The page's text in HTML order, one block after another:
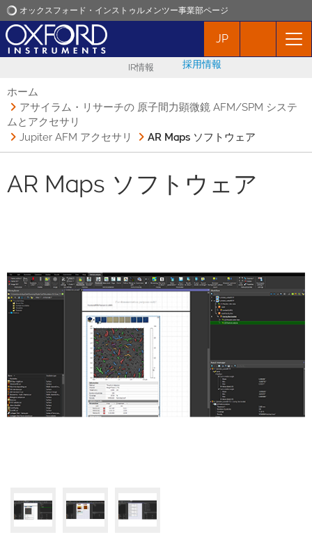
オックスフォード・インストゥルメンツー事業部ページ
オックスフォード・インストゥルメンツ
JP
IR情報 採用情報
ホーム
アサイラム・リサーチの 原子間力顕微鏡 AFM/SPM システ
ムとアクセサリ
Jupiter AFM アクセサリ
AR Maps ソフトウェア
AR Maps ソフトウェア